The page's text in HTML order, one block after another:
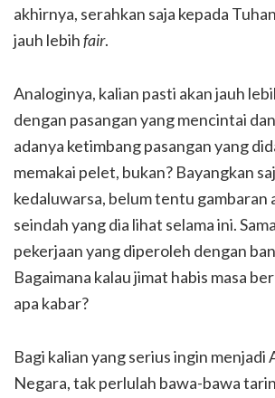
akhirnya, serahkan saja kepada
jauh lebihfair.
Analoginya, kalian pasti akan jauh
dengan pasangan yang mencintai
adanya ketimbang pasangan yang
memakai pelet, bukan? Bayangkan
kedaluwarsa, belum tentu gambaran
seindah yang dia lihat selama ini.
pekerjaan yang diperoleh dengan
Bagaimana kalau jimat habis masa
apa kabar?
Bagi kalian yang serius ingin menjadi
Negara, tak perlulah bawa-bawa